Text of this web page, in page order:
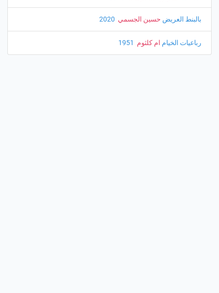
بالبنط العريض حسين الجسمي
رباعيات الخيام ام كلثوم